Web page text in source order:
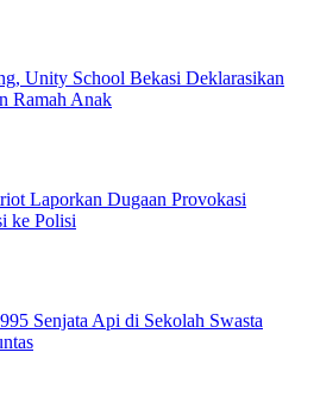
Unity School Bekasi Deklarasikan
Ramah Anak
Laporkan Dugaan Provokasi
ke Polisi
Senjata Api di Sekolah Swasta